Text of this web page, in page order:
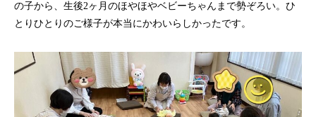
の子から、生後2ヶ月のほやほやベビーちゃんまで勢ぞろい。ひ
とりひとりのご様子が本当にかわいらしかったです。